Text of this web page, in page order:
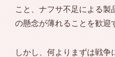
こと、ナフサ不足による製
の懸念が薄れることを歓迎
しかし、何よりまずは戦争